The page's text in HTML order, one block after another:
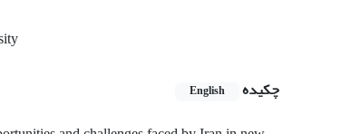
چکیده
English